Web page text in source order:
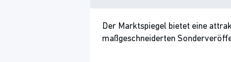
Der Marktspiegel bietet eine
maßgeschneiderten